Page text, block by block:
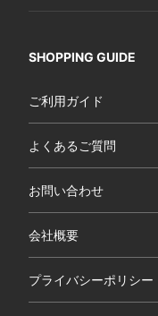
SHOPPING GUIDE
ご利用ガイド
よくあるご質問
お問い合わせ
会社概要
プライバシーポリシー